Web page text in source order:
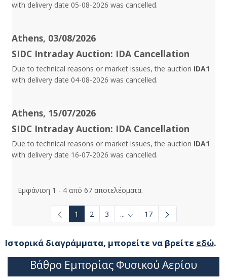
with delivery date 05-08-2026 was cancelled.
Athens, 03/08/2026
SIDC Intraday Auction: IDA Cancellation
Due to technical reasons or market issues, the auction IDA1
with delivery date 04-08-2026 was cancelled.
Athens, 15/07/2026
SIDC Intraday Auction: IDA Cancellation
Due to technical reasons or market issues, the auction IDA1
with delivery date 16-07-2026 was cancelled.
Εμφάνιση 1 - 4 από 67 αποτελέσματα.
1 2 3 ... Ενδιάμεσες σελίδες Use
17
Ιστορικά διαγράμματα, μπορείτε να βρείτε εδώ.
Βάθρο Εμπορίας Φυσικού Αερίου